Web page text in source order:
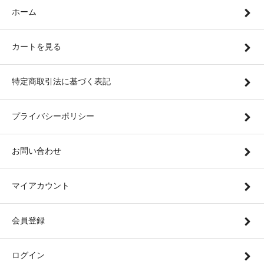
ホーム
カートを見る
特定商取引法に基づく表記
プライバシーポリシー
お問い合わせ
マイアカウント
会員登録
ログイン